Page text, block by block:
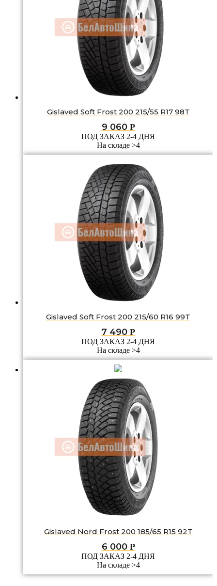
Gislaved Soft Frost 200 215/55 R17 98T
9 060 Р
ПОД ЗАКАЗ 2-4 ДНЯ
На складе >4
Gislaved Soft Frost 200 215/60 R16 99T
7 490 Р
ПОД ЗАКАЗ 2-4 ДНЯ
На складе >4
Gislaved Nord Frost 200 185/65 R15 92T
6 000 Р
ПОД ЗАКАЗ 2-4 ДНЯ
На складе >4